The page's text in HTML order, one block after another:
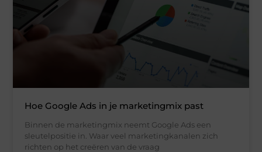
Hoe Google Ads in je marketingmix past
Binnen de marketingmix neemt Google Ads een
sleutelpositie in. Waar veel marketingkanalen zich
richten op het creëren van de vraag